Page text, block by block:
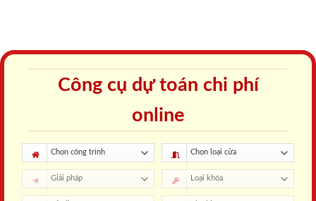
Công cụ dự toán chi phí
online